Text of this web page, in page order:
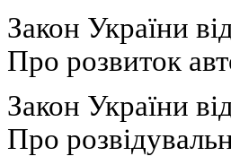
Закон України
Про розвиток
Закон України вi
Про